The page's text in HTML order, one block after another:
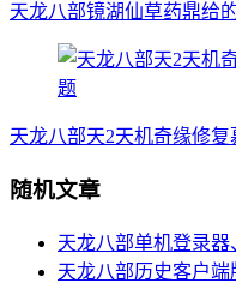
天龙八部镜湖仙草药鼎给
天龙八部天2天机奇缘修
随机文章
天龙八部单机登录
天龙八部历史客户端